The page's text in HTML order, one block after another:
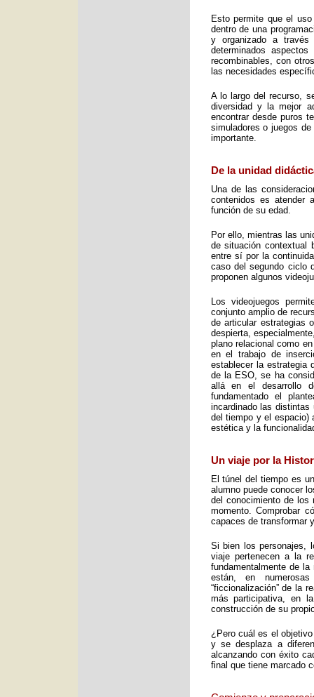
Esto permite que el
dentro de una
y organizado a
determinados
recombinables, con
las necesidades
A lo largo del recurso,
diversidad y la mejor
encontrar desde puros
simuladores o juegos
importante.
De la unidad
Una de las
contenidos es atender
función de su edad.
Por ello, mientras las
de situación contextual
entre sí por la
caso del segundo ciclo
proponen algunos
Los videojuegos
conjunto amplio de
de articular estrategias
despierta,
plano relacional como
en el trabajo de
establecer la estrategia
de la ESO, se ha
allá en el desarrollo
fundamentado el
incardinado las
del tiempo y el espacio)
estética y la
Un viaje por la
El túnel del tiempo es
alumno puede conocer
del conocimiento de
momento. Comprobar
capaces de transformar
Si bien los personajes,
viaje pertenecen a la
fundamentalmente de
están, en
“ficcionalización” de la
más participativa, en
construcción de su
¿Pero cuál es el
y se desplaza a
alcanzando con éxito
final que tiene marcado